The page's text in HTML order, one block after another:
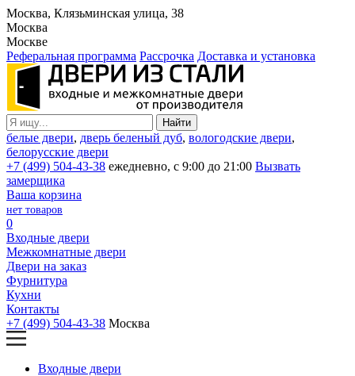
Москва, Клязьминская улица, 38
Москва
Москве
Реферальная программа Рассрочка Доставка и установка
белые двери, дверь беленый дуб, вологодские двери,
белорусские двери
+7 (499) 504-43-38 ежедневно, с 9:00 до 21:00 Вызвать
замерщика
Ваша корзина
нет товаров
0
Входные двери
Межкомнатные двери
Двери на заказ
Фурнитура
Кухни
Контакты
+7 (499) 504-43-38 Москва
Входные двери